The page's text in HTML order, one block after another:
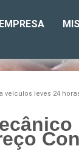
EMPRESA
veículos leves 24